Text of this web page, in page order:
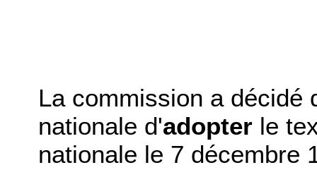
La commission a décidé
nationale d'adopter le
nationale le 7 décembre